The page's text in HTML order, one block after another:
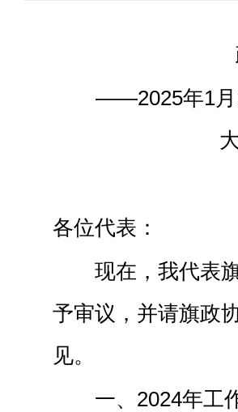
——2025年1月
各位代表：
现在，我代表
予审议，并请旗政
见。
一、2024年工